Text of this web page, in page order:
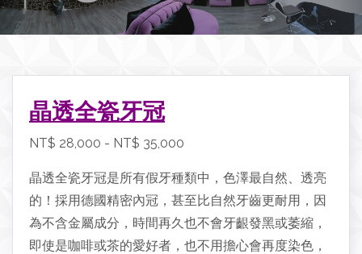
晶透全瓷牙冠
NT$ 28,000 - NT$ 35,000
晶透全瓷牙冠是所有假牙種類中，色澤最自然、透亮
的！採用德國精密內冠，甚至比自然牙齒更耐用，因
為不含金屬成分，時間再久也不會牙齦發黑或萎縮，
即使是咖啡或茶的愛好者，也不用擔心會再度染色，